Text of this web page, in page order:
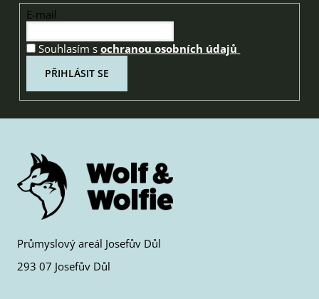
E-mail
Souhlasím sochranou osobních údajů
PŘIHLÁSIT SE
Průmyslový areál Josefův Důl
293 07 Josefův Důl